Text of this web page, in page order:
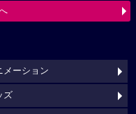
メーション
ズ